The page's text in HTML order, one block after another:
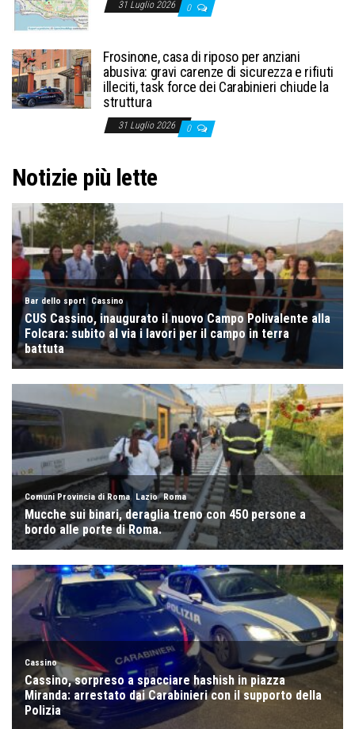
31 Luglio 2026 0
Frosinone, casa di riposo per anziani
abusiva: gravi carenze di sicurezza e rifiuti
illeciti, task force dei Carabinieri chiude la
struttura
31 Luglio 2026 0
Notizie più lette